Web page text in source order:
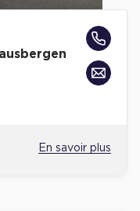
En savoir plus